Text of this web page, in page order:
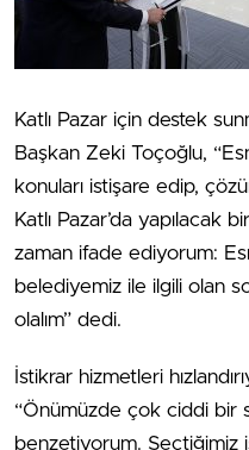
Katlı Pazar için destek
Başkan Zeki Toçoğlu,
konuları istişare edip,
Katlı Pazar’da
zaman ifade ediyorum:
belediyemiz ile ilgili olan
olalım” dedi.
İstikrar hizmetleri
“Önümüzde çok ciddi bir
benzetiyorum. Seçtiğimiz